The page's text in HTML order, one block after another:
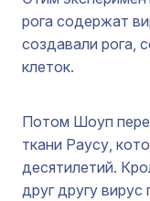
рога содержат
создавали рога,
клеток.
Потом Шоуп
ткани Раусу,
десятилетий.
друг другу вирус